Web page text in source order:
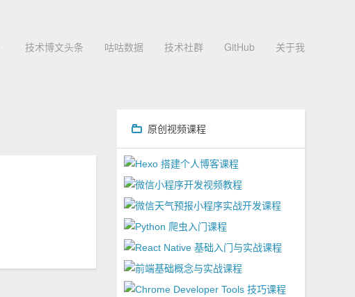
技术博文头条 咕咕数据 技术社群 GitHub 关于我
原创视频课程